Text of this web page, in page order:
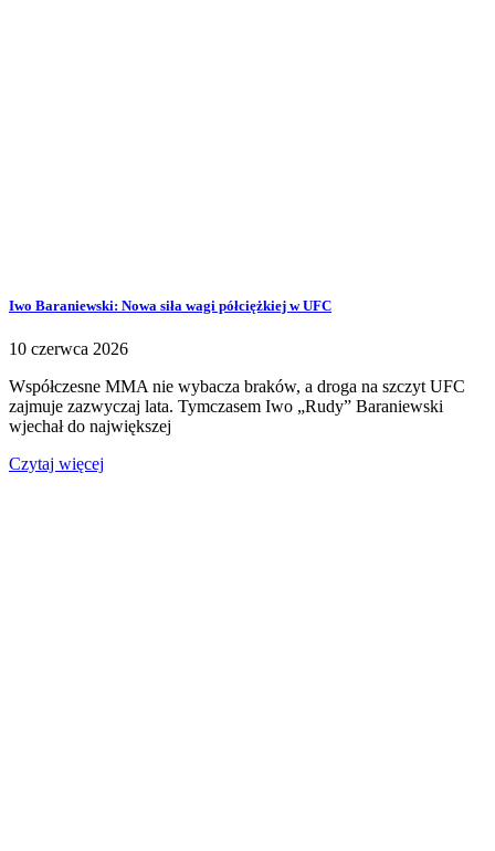
Iwo Baraniewski: Nowa siła wagi półciężkiej w UFC
10 czerwca 2026
Współczesne MMA nie wybacza braków, a droga na szczyt UFC
zajmuje zazwyczaj lata. Tymczasem Iwo „Rudy” Baraniewski
wjechał do największej
Czytaj więcej